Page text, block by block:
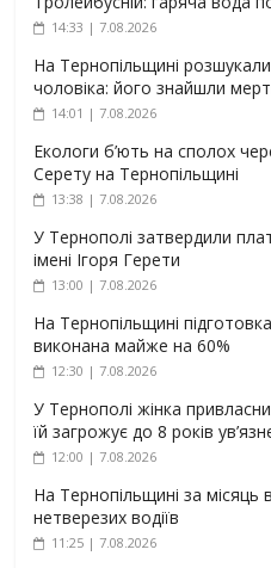
14:33 | 7.08.2026
На Тернопільщині
чоловіка: його знайшли
14:01 | 7.08.2026
Екологи б’ють на сполох
Серету на Тернопільщині
13:38 | 7.08.2026
У Тернополі затвердили
імені Ігоря Герети
13:00 | 7.08.2026
На Тернопільщині
виконана майже на 60%
12:30 | 7.08.2026
У Тернополі жінка
їй загрожує до 8 років
12:00 | 7.08.2026
На Тернопільщині за
нетверезих водіїв
11:25 | 7.08.2026